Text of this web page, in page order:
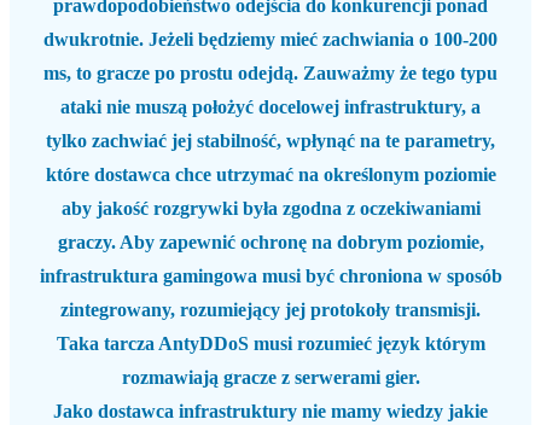
prawdopodobieństwo odejścia do konkurencji ponad
dwukrotnie. Jeżeli będziemy mieć zachwiania o 100-200
ms, to gracze po prostu odejdą. Zauważmy że tego typu
ataki nie muszą położyć docelowej infrastruktury, a
tylko zachwiać jej stabilność, wpłynąć na te parametry,
które dostawca chce utrzymać na określonym poziomie
aby jakość rozgrywki była zgodna z oczekiwaniami
graczy. Aby zapewnić ochronę na dobrym poziomie,
infrastruktura gamingowa musi być chroniona w sposób
zintegrowany, rozumiejący jej protokoły transmisji.
Taka tarcza AntyDDoS musi rozumieć język którym
rozmawiają gracze z serwerami gier.
Jako dostawca infrastruktury nie mamy wiedzy jakie